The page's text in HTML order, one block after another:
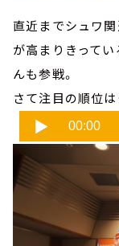
直近までシュワ
が高まりきって
んも参戦。
さて注目の順位